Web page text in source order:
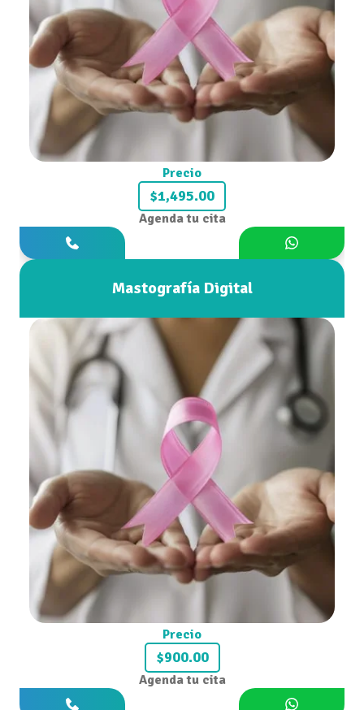
Precio
$1,495.00
Agenda tu cita
Mastografía Digital
Precio
$900.00
Agenda tu cita